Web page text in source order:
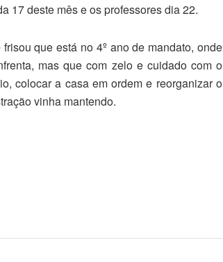
17 deste mês e os professores dia 22.
que está no 4º ano de mandato, onde
mas que com zelo e cuidado com o
colocar a casa em ordem e reorganizar o
vinha mantendo.